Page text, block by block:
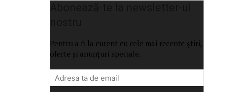
Pentru a fi la curent cu cele mai recente știri,
oferte și anunțuri speciale.